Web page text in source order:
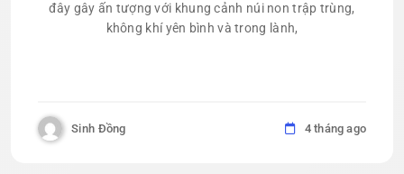
đây gây ấn tượng với khung cảnh núi non trập trùng,
không khí yên bình và trong lành,
Sinh Đồng 4 tháng ago